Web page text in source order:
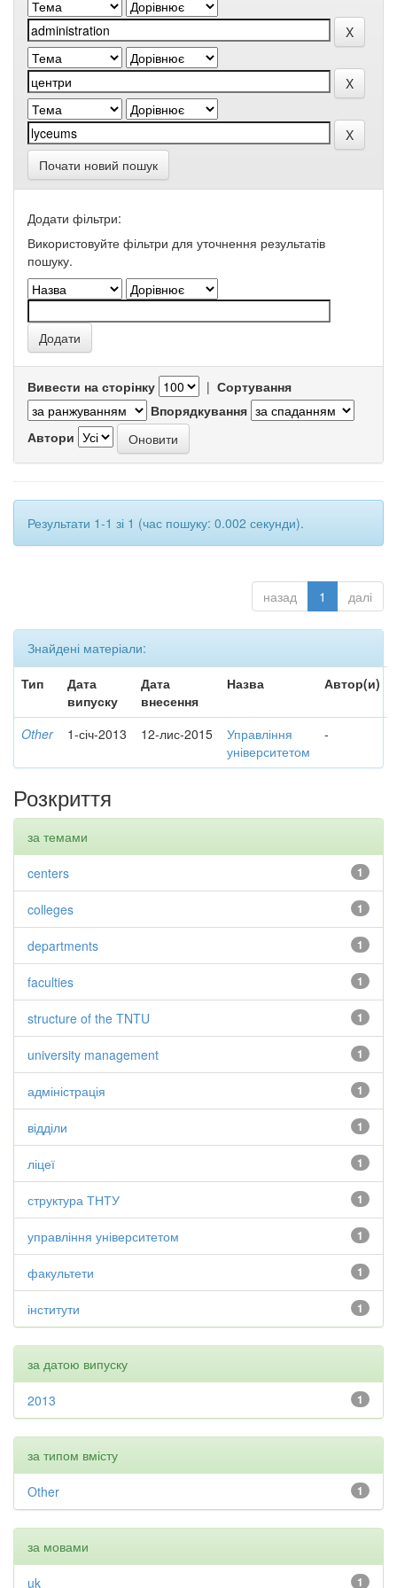
Почати новий пошук
Додати фільтри:
Використовуйте фільтри для уточнення результатів
пошуку.
Вивести на сторінку | Сортування
Впорядкування
Автори
Результати 1-1 зі 1 (час пошуку: 0.002 секунди).
назад 1 далі
Знайдені матеріали:
Тип
Дата
випуску
Дата
внесення
Назва Автор(и)
Other 1-січ-2013 12-лис-2015
Управління
університетом
-
Розкриття
за темами
1
centers
1
colleges
1
departments
1
faculties
1
structure of the TNTU
1
university management
1
адміністрація
1
відділи
1
ліцеї
1
структура ТНТУ
1
управління університетом
1
факультети
1
інститути
за датою випуску
1
2013
за типом вмісту
1
Other
за мовами
1
uk